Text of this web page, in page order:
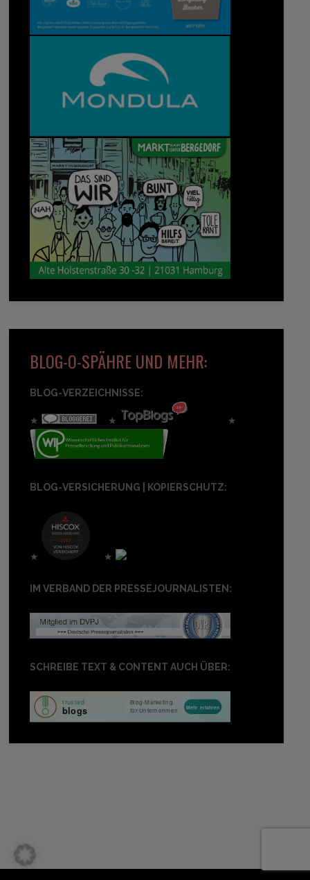
BLOG-O-SPÄHRE UND MEHR:
BLOG-VERZEICHNISSE:
★ ★ ★
BLOG-VERSICHERUNG | KOPIERSCHUTZ:
★ ★
IM VERBAND DER PRESSEJOURNALISTEN:
SCHREIBE TEXT & CONTENT AUCH ÜBER: